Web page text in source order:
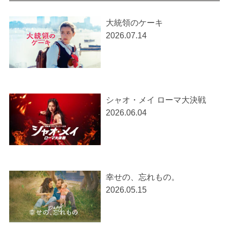
大統領のケーキ
2026.07.14
シャオ・メイ ローマ大決戦
2026.06.04
幸せの、忘れもの。
2026.05.15